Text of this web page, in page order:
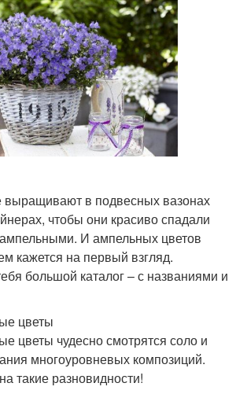
выращивают в подвесных вазонах
чтобы они красиво спадали
И ампельных цветов
кажется на первый взгляд.
большой каталог – с названиями и
цветы
цветы чудесно смотрятся соло и
многоуровневых композиций.
такие разновидности!